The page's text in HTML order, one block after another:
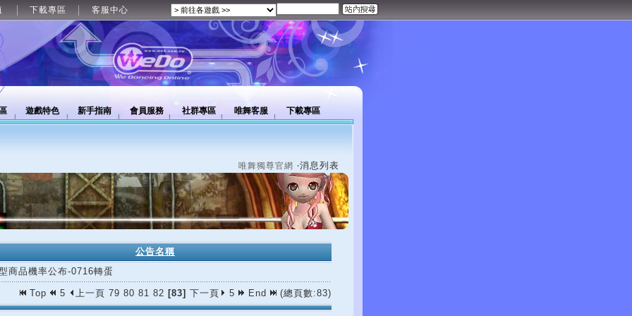
下載專區 客服中心
遊戲特色 新手指南 會員服務 社群專區 唯舞客服 下載專區
唯舞獨尊官網 ‧消息列表
公告名稱
商品機率公布-0716轉蛋
Top 5 上一頁 79 80 81 82 [83] 下一頁 5 End (總頁數:83)